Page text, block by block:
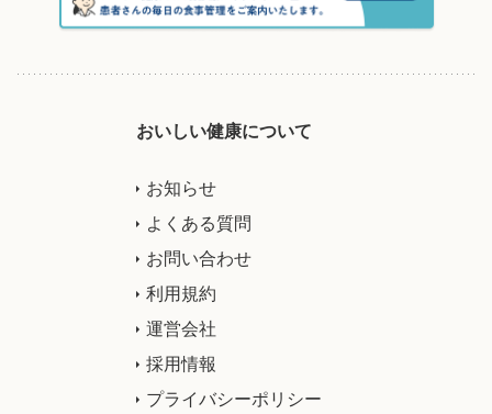
おいしい健康について
お知らせ
よくある質問
お問い合わせ
利用規約
運営会社
採用情報
プライバシーポリシー